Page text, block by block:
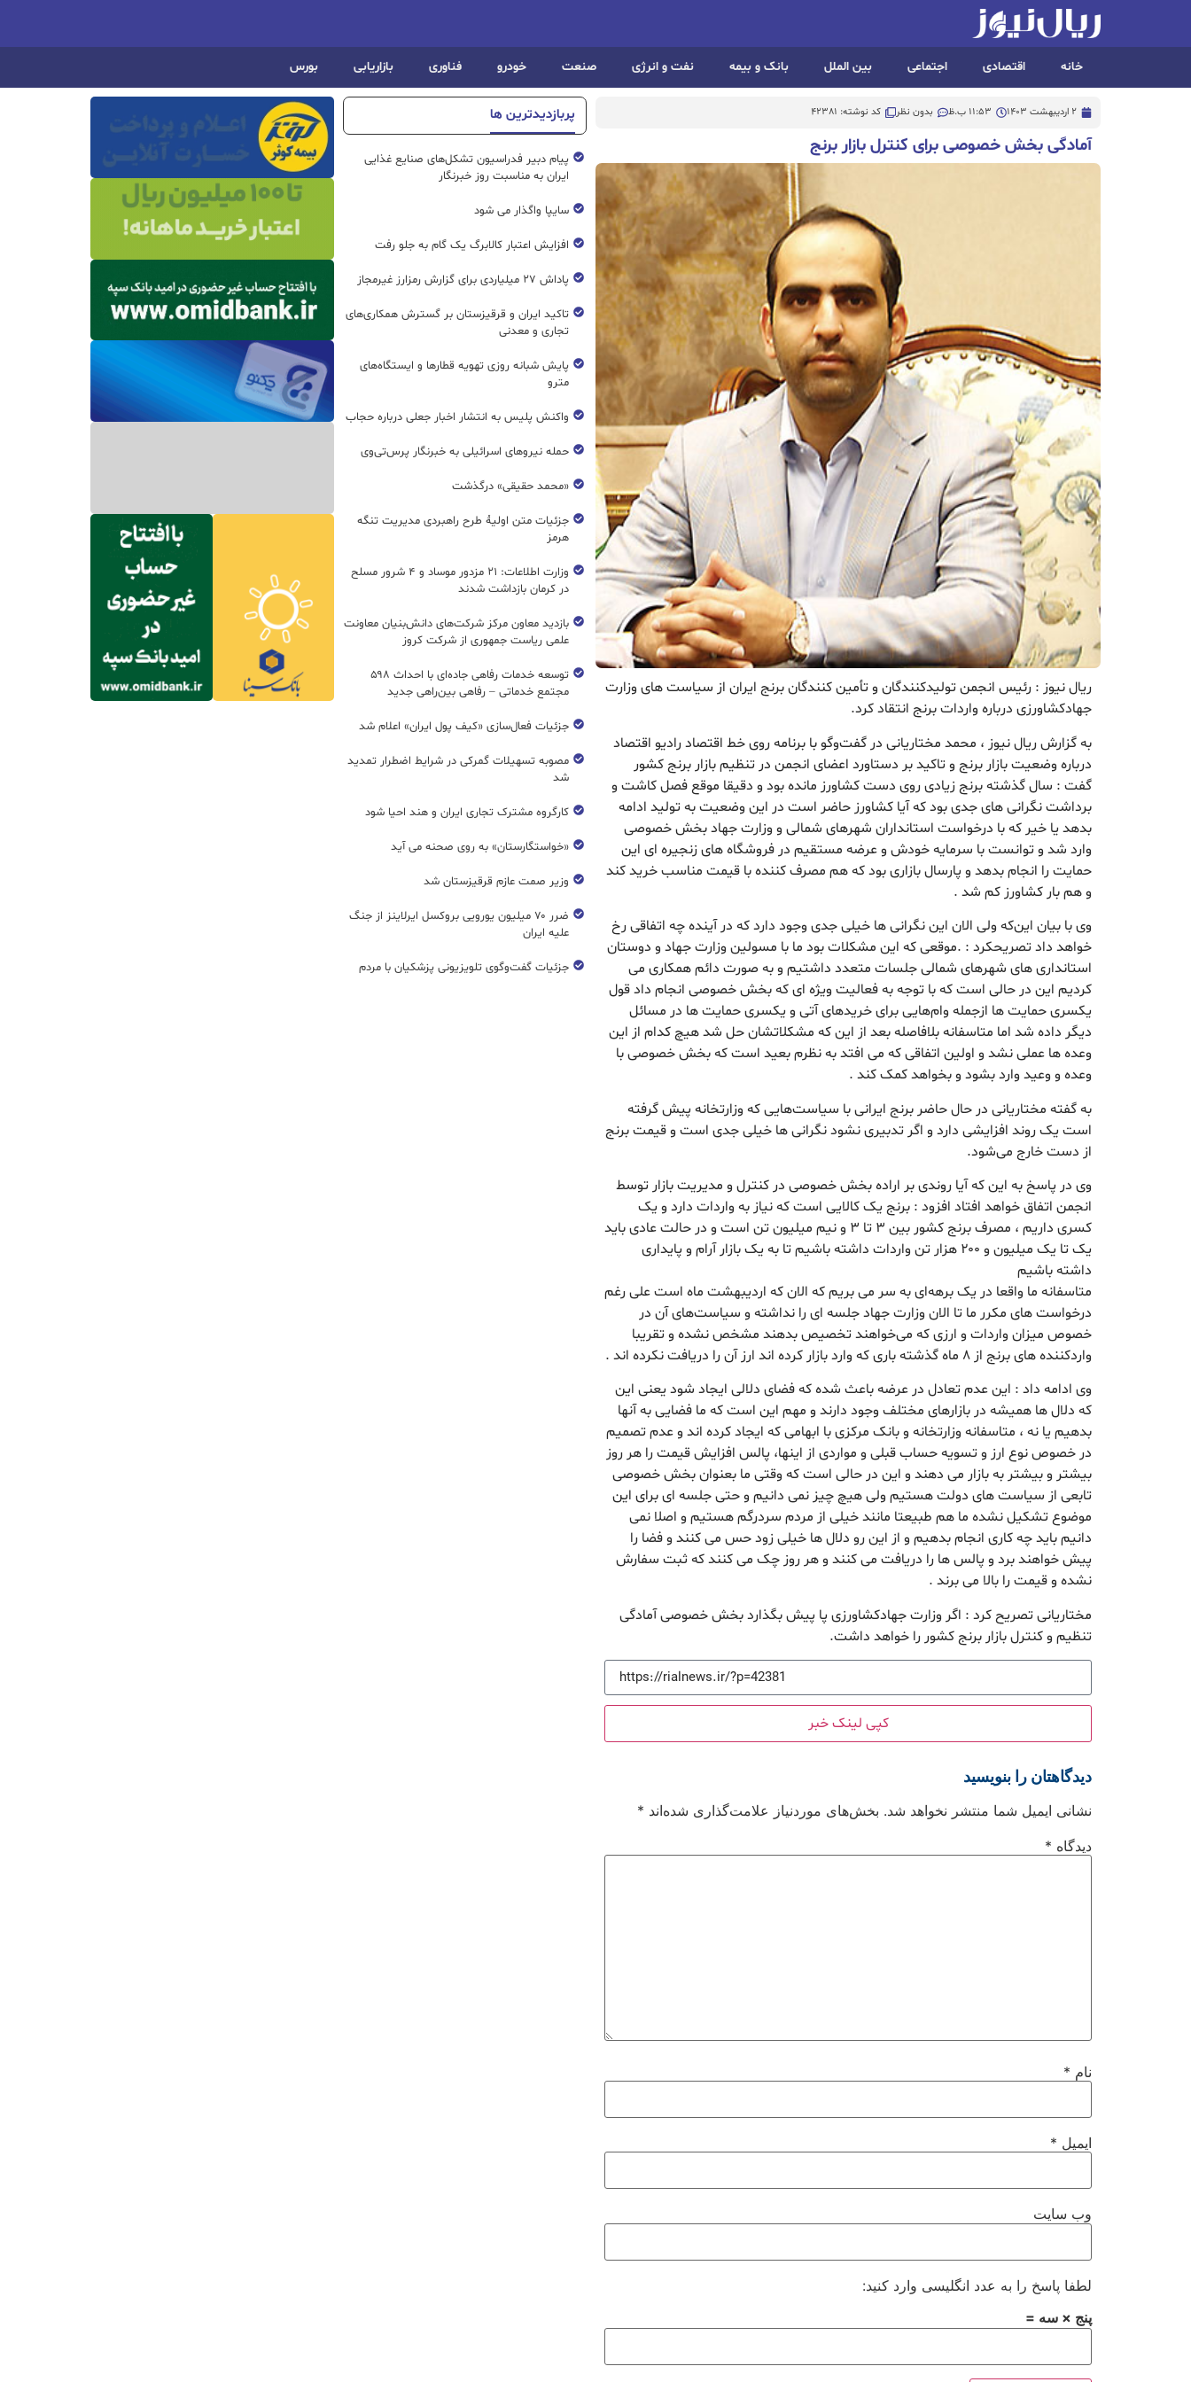
خانه اقتصادی اجتماعی بین الملل بانک و بیمه نفت و انرژی صنعت خودرو فناوری بازاریابی بورس
2 اردیبهشت 1403 11:53 ب.ظ بدون نظر کد نوشته: 42381
آمادگی بخش خصوصی برای کنترل بازار برنج
ریال نیوز : رئیس انجمن تولیدکنندگان و تأمین کنندگان برنج ایران از سیاست های وزارت
جهادکشاورزی درباره واردات برنج انتقاد کرد.
به گزارش ریال نیوز ، محمد مختاریانی در گفت‌وگو با برنامه روی خط اقتصاد رادیو اقتصاد
درباره وضعیت بازار برنج و تاکید بر دستاورد اعضای انجمن در تنظیم بازار برنج کشور
گفت : سال گذشته برنج زیادی روی دست کشاورز مانده بود و دقیقا موقع فصل کاشت و
برداشت نگرانی های جدی بود که آیا کشاورز حاضر است در این وضعیت به تولید ادامه
بدهد یا خیر که با درخواست استانداران شهرهای شمالی و وزارت جهاد بخش خصوصی
وارد شد و توانست با سرمایه خودش و عرضه مستقیم در فروشگاه های زنجیره ای این
حمایت را انجام بدهد و پارسال بازاری بود که هم مصرف کننده با قیمت مناسب خرید کند
و هم بار کشاورز کم شد .
وی با بیان این‌که ولی الان این نگرانی ها خیلی جدی وجود دارد که در آینده چه اتفاقی رخ
خواهد داد تصریحکرد : .موقعی که این مشکلات بود ما با مسولین وزارت جهاد و دوستان
استانداری های شهرهای شمالی جلسات متعدد داشتیم و به صورت دائم همکاری می
کردیم این در حالی است که با توجه به فعالیت ویژه ای که بخش خصوصی انجام داد قول
یکسری حمایت ها ازجمله وام‌هایی برای خریدهای آتی و یکسری حمایت ها در مسائل
دیگر داده شد اما متاسفانه بلافاصله بعد از این که مشکلاتشان حل شد هیچ کدام از این
وعده ها عملی نشد و اولین اتفاقی که می افتد به نظرم بعید است که بخش خصوصی با
وعده و وعید وارد بشود و بخواهد کمک کند .
به گفته مختاریانی در حال حاضر برنج ایرانی با سیاست‌هایی که وزارتخانه پیش گرفته
است یک روند افزایشی دارد و اگر تدبیری نشود نگرانی ها خیلی جدی است و قیمت برنج
از دست خارج می‌شود.
وی در پاسخ به این که آیا روندی بر اراده بخش خصوصی در کنترل و مدیریت بازار توسط
انجمن اتفاق خواهد افتاد افزود : برنج یک کالایی است که نیاز به واردات دارد و یک
کسری داریم ، مصرف برنج کشور بین ۳ تا ۳ و نیم میلیون تن است و در حالت عادی باید
یک تا یک میلیون و ۲۰۰ هزار تن واردات داشته باشیم تا به یک بازار آرام و پایداری
داشته باشیم
متاسفانه ما واقعا در یک برهه‌ای به سر می بریم که الان که اردیبهشت ماه است علی رغم
درخواست های مکرر ما تا الان وزارت جهاد جلسه ای را نداشته و سیاست‌های آن در
خصوص میزان واردات و ارزی که می‌خواهند تخصیص بدهند مشخص نشده و تقریبا
واردکننده های برنج از ۸ ماه گذشته باری که وارد بازار کرده اند ارز آن را دریافت نکرده اند .
وی ادامه داد : این عدم تعادل در عرضه باعث شده که فضای دلالی ایجاد شود یعنی این
که دلال ها همیشه در بازارهای مختلف وجود دارند و مهم این است که ما فضایی به آنها
بدهیم یا نه ، متاسفانه وزارتخانه و بانک مرکزی با ابهامی که ایجاد کرده اند و عدم تصمیم
در خصوص نوع ارز و تسویه حساب قبلی و مواردی از اینها، پالس افزایش قیمت را هر روز
بیشتر و بیشتر به بازار می دهند و این در حالی است که وقتی ما بعنوان بخش خصوصی
تابعی از سیاست های دولت هستیم ولی هیچ چیز نمی دانیم و حتی جلسه ای برای این
موضوع تشکیل نشده ما هم طبیعتا مانند خیلی از مردم سردرگم هستیم و اصلا نمی
دانیم باید چه کاری انجام بدهیم و از این رو دلال ها خیلی زود حس می کنند و فضا را
پیش خواهند برد و پالس ها را دریافت می کنند و هر روز چک می کنند که ثبت سفارش
نشده و قیمت را بالا می برند .
مختاریانی تصریح کرد : اگر وزارت جهادکشاورزی پا پیش بگذارد بخش خصوصی آمادگی
تنظیم و کنترل بازار برنج کشور را خواهد داشت.
کپی لینک خبر
دیدگاهتان را بنویسید
نشانی ایمیل شما منتشر نخواهد شد. بخش‌های موردنیاز علامت‌گذاری شده‌اند *
دیدگاه *
نام *
ایمیل *
وب‌ سایت
لطفا پاسخ را به عدد انگلیسی وارد کنید:
پنج × سه =
پربازدیدترین ها
پیام دبیر فدراسیون تشکل‌های صنایع غذایی
ایران به مناسبت روز خبرنگار
سایپا واگذار می شود
افزایش اعتبار کالابرگ یک گام به جلو رفت
پاداش ۲۷ میلیاردی برای گزارش رمزارز غیرمجاز
تاکید ایران و قرقیزستان بر گسترش همکاری‌های
تجاری و معدنی
پایش شبانه روزی تهویه قطار‌ها و ایستگاه‌های
مترو
واکنش پلیس به انتشار اخبار جعلی درباره حجاب
حمله نیروهای اسرائیلی به خبرنگار پرس‌تی‌وی
«محمد حقیقی» درگذشت
جزئیات متن اولیۀ طرح راهبردی مدیریت تنگه
هرمز
وزارت اطلاعات: ۲۱ مزدور موساد و ۴ شرور مسلح
در کرمان بازداشت شدند
بازدید معاون مرکز شرکت‌های دانش‌بنیان معاونت
علمی ریاست جمهوری از شرکت کروز
توسعه خدمات رفاهی جاده‌ای با احداث ۵۹۸
مجتمع خدماتی – رفاهی بین‌راهی جدید
جزئیات فعال‌سازی «کیف پول ایران» اعلام شد
مصوبه تسهیلات گمرکی در شرایط اضطرار تمدید
شد
کارگروه مشترک تجاری ایران و هند احیا شود
«خواستگارستان» به روی صحنه می آید
وزیر صمت عازم قرقیزستان شد
ضرر ۷۰ میلیون یورویی بروکسل ایرلاینز از جنگ
علیه ایران
جزئیات گفت‌وگوی تلویزیونی پزشکیان با مردم